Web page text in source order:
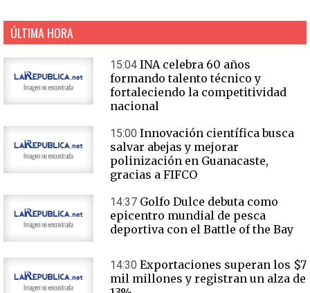
ÚLTIMA HORA
15:04 INA celebra 60 años
formando talento técnico y
fortaleciendo la competitividad
nacional
15:00 Innovación científica busca
salvar abejas y mejorar
polinización en Guanacaste,
gracias a FIFCO
14:37 Golfo Dulce debuta como
epicentro mundial de pesca
deportiva con el Battle of the Bay
14:30 Exportaciones superan los $7
mil millones y registran un alza de